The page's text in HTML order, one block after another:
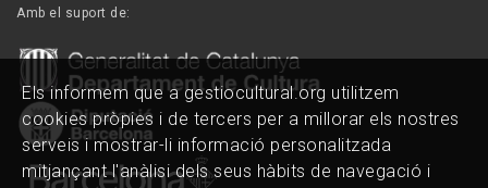
Amb el suport de:
Els informem que a gestiocultural.org utilitzem
cookies pròpies i de tercers per a millorar els nostres
serveis i mostrar-li informació personalitzada
mitjançant l'anàlisi dels seus hàbits de navegació i